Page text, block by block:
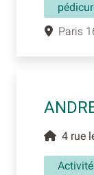
Paris
4 rue